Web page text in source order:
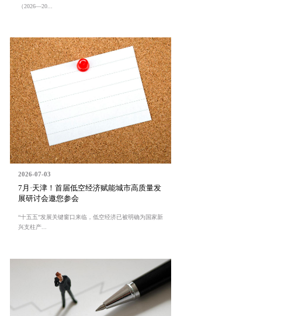
（2026—20...
2026-07-03
7月·天津！首届低空经济赋能城市高质量发
展研讨会邀您参会
“十五五”发展关键窗口来临，低空经济已被明确为国家新
兴支柱产...